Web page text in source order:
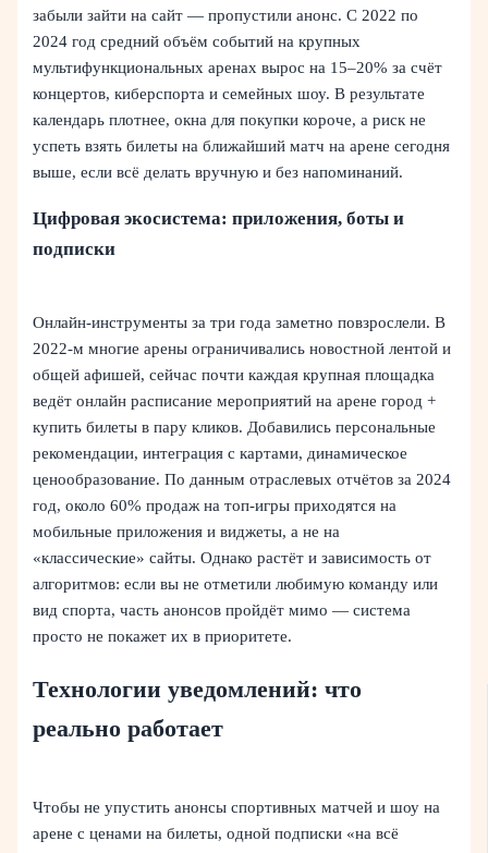
забыли зайти на сайт — пропустили анонс. С 2022 по
2024 год средний объём событий на крупных
мультифункциональных аренах вырос на 15–20% за счёт
концертов, киберспорта и семейных шоу. В результате
календарь плотнее, окна для покупки короче, а риск не
успеть взять билеты на ближайший матч на арене сегодня
выше, если всё делать вручную и без напоминаний.
Цифровая экосистема: приложения, боты и
подписки
Онлайн‑инструменты за три года заметно повзрослели. В
2022‑м многие арены ограничивались новостной лентой и
общей афишей, сейчас почти каждая крупная площадка
ведёт онлайн расписание мероприятий на арене город +
купить билеты в пару кликов. Добавились персональные
рекомендации, интеграция с картами, динамическое
ценообразование. По данным отраслевых отчётов за 2024
год, около 60% продаж на топ‑игры приходятся на
мобильные приложения и виджеты, а не на
«классические» сайты. Однако растёт и зависимость от
алгоритмов: если вы не отметили любимую команду или
вид спорта, часть анонсов пройдёт мимо — система
просто не покажет их в приоритете.
Технологии уведомлений: что
реально работает
Чтобы не упустить анонсы спортивных матчей и шоу на
арене с ценами на билеты, одной подписки «на всё